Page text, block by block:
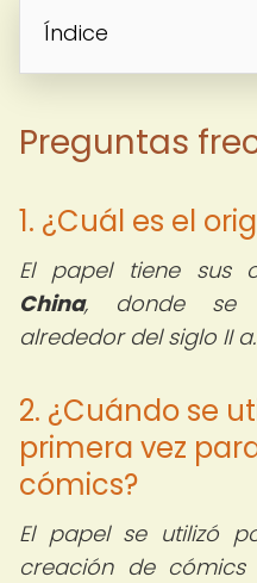
Índice
Preguntas
1. ¿Cuál es el
El papel tiene sus
China, donde se
alrededor del siglo II
2. ¿Cuándo se
primera vez
cómics?
El papel se utilizó
creación de